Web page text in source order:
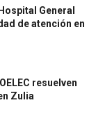
General
de atención en
resuelven
Zulia